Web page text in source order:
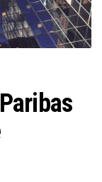
l
a